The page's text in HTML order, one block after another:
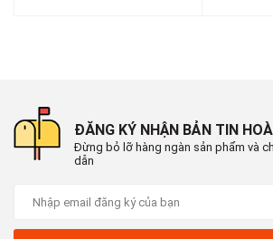
ĐĂNG KÝ NHẬN BẢN TIN
Đừng bỏ lỡ hàng ngàn sản phẩm và
dẫn